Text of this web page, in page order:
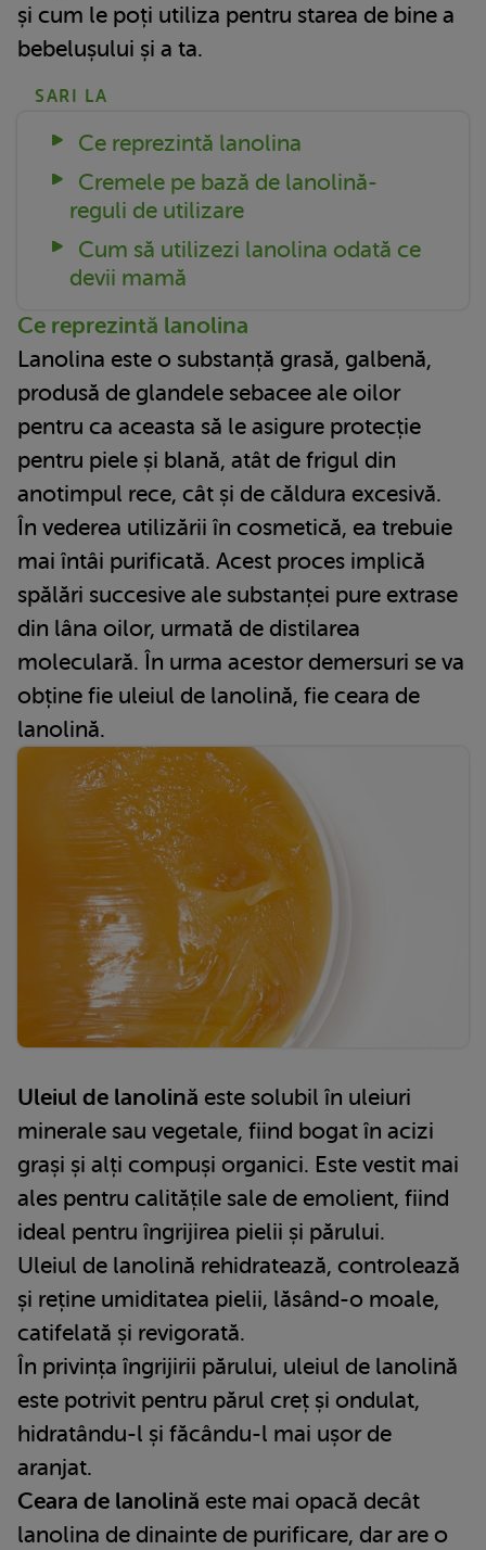
și cum le poți utiliza pentru starea de bine a
bebelușului și a ta.
SARI LA
Ce reprezintă lanolina
Cremele pe bază de lanolină-
reguli de utilizare
Cum să utilizezi lanolina odată ce
devii mamă
Ce reprezintă lanolina
Lanolina este o substanță grasă, galbenă,
produsă de glandele sebacee ale oilor
pentru ca aceasta să le asigure protecție
pentru piele și blană, atât de frigul din
anotimpul rece, cât și de căldura excesivă.
În vederea utilizării în cosmetică, ea trebuie
mai întâi purificată. Acest proces implică
spălări succesive ale substanței pure extrase
din lâna oilor, urmată de distilarea
moleculară. În urma acestor demersuri se va
obține fie uleiul de lanolină, fie ceara de
lanolină.
Uleiul de lanolină este solubil în uleiuri
minerale sau vegetale, fiind bogat în acizi
grași și alți compuși organici. Este vestit mai
ales pentru calitățile sale de emolient, fiind
ideal pentru îngrijirea pielii și părului.
Uleiul de lanolină rehidratează, controlează
și reține umiditatea pielii, lăsând-o moale,
catifelată și revigorată.
În privința îngrijirii părului, uleiul de lanolină
este potrivit pentru părul creț și ondulat,
hidratându-l și făcându-l mai ușor de
aranjat.
Ceara de lanolină este mai opacă decât
lanolina de dinainte de purificare, dar are o